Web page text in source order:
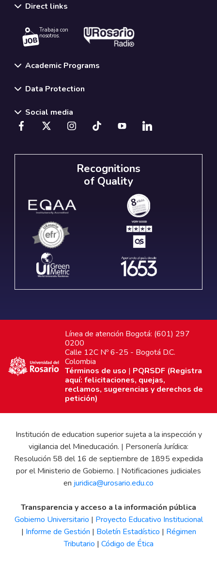
Direct links
Trabaja con
nosotros.
Academic Programs
Data Protection
Social media
Recognitions
of Quality
Línea de atención Bogotá: (601) 297
0200
Calle 12C Nº 6-25 - Bogotá D.C.
Colombia
Términos de uso | PQRSDF (Registra
aquí: felicitaciones, quejas,
reclamos, sugerencias y derechos de
petición)
Institución de education superior sujeta a la inspección y
vigilancia del Mineducación. | Personería Jurídica:
Resolución 58 del 16 de septiembre de 1895 expedida
por el Ministerio de Gobierno. | Notificaciones judiciales
en juridica@urosario.edu.co
Transparencia y acceso a la información pública
Gobierno Universitario | Proyecto Educativo Institucional
| Informe de Gestión | Boletín Estadístico | Régimen
Tributario | Código de Ética